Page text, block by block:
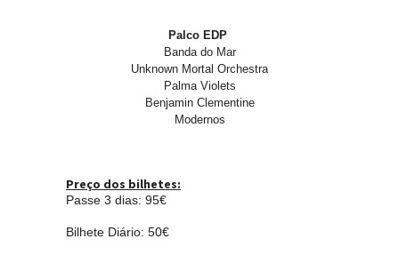
Palco EDP
Banda do Mar
Unknown Mortal Orchestra
Palma Violets
Benjamin Clementine
Modernos
Preço dos bilhetes:
Passe 3 dias: 95€
Bilhete Diário: 50€